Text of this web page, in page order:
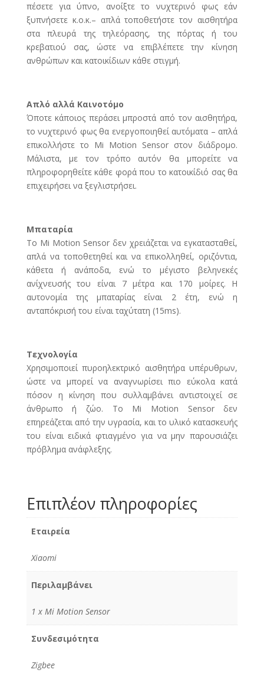
πέσετε για ύπνο, ανοίξτε το νυχτερινό φως εάν
ξυπνήσετε κ.ο.κ.– απλά τοποθετήστε τον αισθητήρα
στα πλευρά της τηλεόρασης, της πόρτας ή του
κρεβατιού σας, ώστε να επιβλέπετε την κίνηση
ανθρώπων και κατοικίδιων κάθε στιγμή.
Απλό αλλά Καινοτόμο
Όποτε κάποιος περάσει μπροστά από τον αισθητήρα,
το νυχτερινό φως θα ενεργοποιηθεί αυτόματα – απλά
επικολλήστε το Mi Motion Sensor στον διάδρομο.
Μάλιστα, με τον τρόπο αυτόν θα μπορείτε να
πληροφορηθείτε κάθε φορά που το κατοικίδιό σας θα
επιχειρήσει να ξεγλιστρήσει.
Μπαταρία
Το Mi Motion Sensor δεν χρειάζεται να εγκατασταθεί,
απλά να τοποθετηθεί και να επικολληθεί, οριζόντια,
κάθετα ή ανάποδα, ενώ το μέγιστο βεληνεκές
ανίχνευσής του είναι 7 μέτρα και 170 μοίρες. Η
αυτονομία της μπαταρίας είναι 2 έτη, ενώ η
ανταπόκρισή του είναι ταχύτατη (15ms).
Τεχνολογία
Χρησιμοποιεί πυροηλεκτρικό αισθητήρα υπέρυθρων,
ώστε να μπορεί να αναγνωρίσει πιο εύκολα κατά
πόσον η κίνηση που συλλαμβάνει αντιστοιχεί σε
άνθρωπο ή ζώο. Το Mi Motion Sensor δεν
επηρεάζεται από την υγρασία, και το υλικό κατασκευής
του είναι ειδικά φτιαγμένο για να μην παρουσιάζει
πρόβλημα ανάφλεξης.
Επιπλέον πληροφορίες
Εταιρεία
Xiaomi
Περιλαμβάνει
1 x Mi Motion Sensor
Συνδεσιμότητα
Zigbee